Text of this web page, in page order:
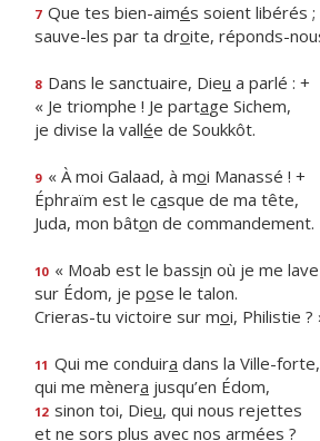
7 Que tes bien-aimés soient libérés ;
sauve-les par ta droite, réponds-
8 Dans le sanctuaire, Dieu a parlé : +
« Je triomphe ! Je partage Sichem,
je divise la vallée de Soukkôt.
9 « À moi Galaad, à moi Manassé ! +
Éphraïm est le casque de ma tête,
Juda, mon bâton de commandement.
10 « Moab est le bassin où je me
sur Édom, je pose le talon.
Crieras-tu victoire sur moi, Philistie ?
11 Qui me conduira dans la Ville-forte,
qui me mènera jusqu’en Édom,
12 sinon toi, Dieu, qui nous rejettes
et ne sors plus avec nos armées ?